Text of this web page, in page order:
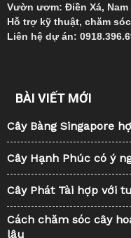
Vườn ươm: Điền Xá, Nam
Hỗ trợ kỹ thuật, chăm
Liên hệ dự án:
BÀI VIẾT MỚI
Cây Bàng Singapore
Cây Hạnh Phúc có ý
Cây Phát Tài hợp với
Cách chăm sóc cây
lâu